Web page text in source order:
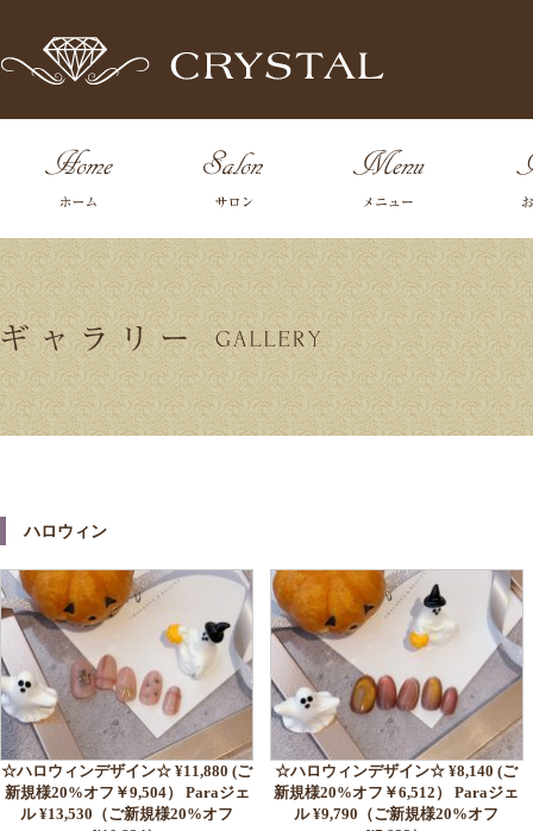
ハロウィン
☆ハロウィンデザイン☆ ¥11,880 (ご
新規様20%オフ￥9,504） Paraジェ
ル ¥13,530（ご新規様20%オフ
☆ハロウィンデザイン☆ ¥8,140 (ご
新規様20%オフ￥6,512） Paraジェ
ル ¥9,790（ご新規様20%オフ